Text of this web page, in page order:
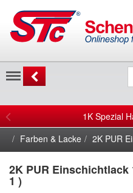
Menu
1K Spezial
Farben & Lacke
2K PUR
2K PUR Einschichtlack
1 )